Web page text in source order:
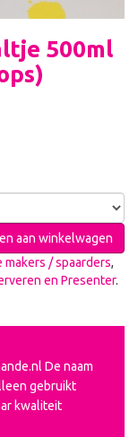
500ml
aan winkelwagen
makers / spaarders,
en Presenter.
De naam
gebruikt
kwaliteit